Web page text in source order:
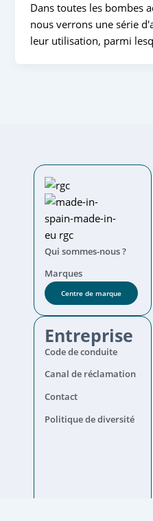
Dans toutes les bombes
nous verrons une série
leur utilisation, parmi
Qui sommes-nous ?
Marques
Centre de marque
Entreprise
Code de conduite
Canal de réclamation
Contact
Politique de diversité